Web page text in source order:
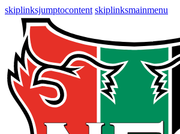
skiplinksjumptocontent skiplinksmainmenu